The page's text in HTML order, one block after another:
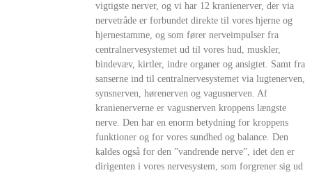
vigtigste nerver, og vi har 12 kranienerver, der via
nervetråde er forbundet direkte til vores hjerne og
hjernestamme, og som fører nerveimpulser fra
centralnervesystemet ud til vores hud, muskler,
bindevæv, kirtler, indre organer og ansigtet. Samt fra
sanserne ind til centralnervesystemet via lugtenerven,
synsnerven, hørenerven og vagusnerven. Af
kranienerverne er vagusnerven kroppens længste
nerve. Den har en enorm betydning for kroppens
funktioner og for vores sundhed og balance. Den
kaldes også for den ”vandrende nerve”, idet den er
dirigenten i vores nervesystem, som forgrener sig ud